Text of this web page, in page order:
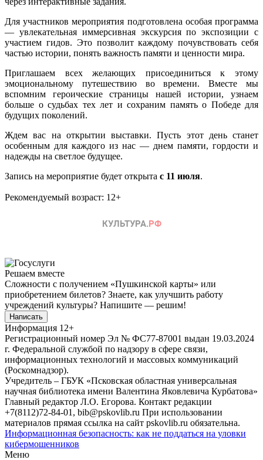
Для участников мероприятия подготовлена особая программа
— увлекательная иммерсивная экскурсия по экспозиции с
участием гидов. Это позволит каждому почувствовать себя
частью истории, понять важность памяти и ценности мира.
Приглашаем всех желающих присоединиться к этому
эмоциональному путешествию во времени. Вместе мы
вспомним героические страницы нашей истории, узнаем
больше о судьбах тех лет и сохраним память о Победе для
будущих поколений.
Ждем вас на открытии выставки. Пусть этот день станет
особенным для каждого из нас — днем памяти, гордости и
надежды на светлое будущее.
Запись на мероприятие будет открыта с 11 июля.
Рекомендуемый возраст: 12+
Решаем вместе
Сложности с получением «Пушкинской карты» или
приобретением билетов? Знаете, как улучшить работу
учреждений культуры? Напишите — решим!
Написать
Информация 12+
Регистрационный номер Эл № ФС77-87001 выдан 19.03.2024
г. Федеральной службой по надзору в сфере связи,
информационных технологий и массовых коммуникаций
(Роскомнадзор).
Учредитель – ГБУК «Псковская областная универсальная
научная библиотека имени Валентина Яковлевича Курбатова»
Главный редактор Л.О. Егорова. Контакт редакции
+7(8112)72-84-01, bib@pskovlib.ru При использовании
материалов прямая ссылка на сайт pskovlib.ru обязательна.
Информационная безопасность: как не поддаться на уловки
кибермошенников
Меню